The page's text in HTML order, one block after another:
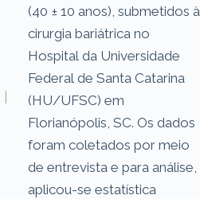
|
(40 ± 10 anos), submetidos à
cirurgia bariátrica no
Hospital da Universidade
Federal de Santa Catarina
(HU/UFSC) em
Florianópolis, SC. Os dados
foram coletados por meio
de entrevista e para análise,
aplicou-se estatística